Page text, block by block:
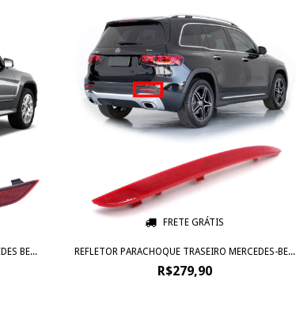
BE...
FRETE GRÁTIS
REFLETOR PARACHOQUE TRASEIRO MERCEDES-BE...
R$279,90